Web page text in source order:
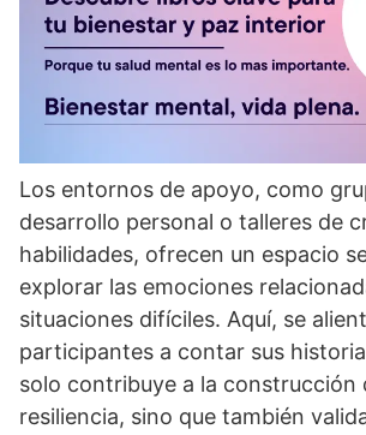
Los entornos de apoyo, como
desarrollo personal o talleres de
habilidades, ofrecen un espacio
explorar las emociones
situaciones difí­ciles. Aquí­, se
participantes a contar sus
solo contribuye a la construcción
resiliencia, sino que también